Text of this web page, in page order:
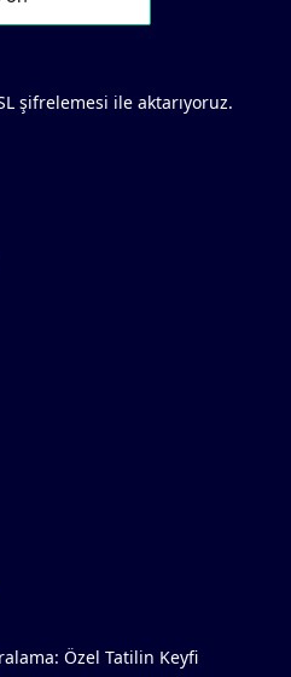
şifrelemesi ile aktarıyoruz.
Özel Tatilin Keyfi